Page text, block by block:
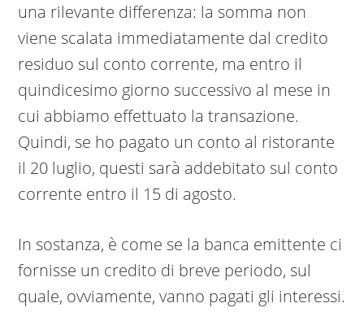
una rilevante differenza: la somma non
viene scalata immediatamente dal credito
residuo sul conto corrente, ma entro il
quindicesimo giorno successivo al mese in
cui abbiamo effettuato la transazione.
Quindi, se ho pagato un conto al ristorante
il 20 luglio, questi sarà addebitato sul conto
corrente entro il 15 di agosto.
In sostanza, è come se la banca emittente ci
fornisse un credito di breve periodo, sul
quale, ovviamente, vanno pagati gli interessi.